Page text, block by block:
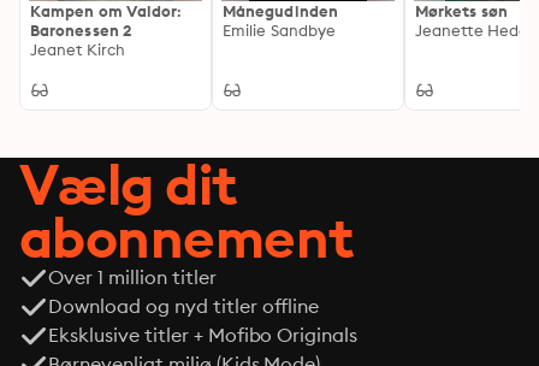
Kampen om Valdor:
Baronessen 2
Jeanet Kirch
Månegudinden
Emilie Sandbye
Mørkets søn
Vælg dit
abonnement
Over 1 million titler
Download og nyd titler offline
Eksklusive titler + Mofibo Originals